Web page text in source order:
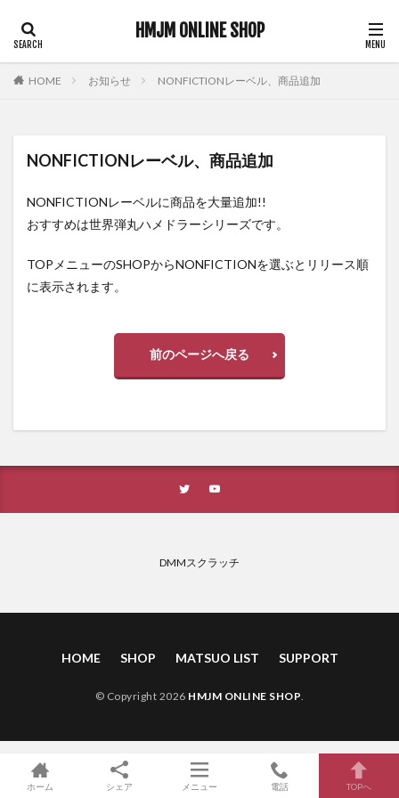
HMJM ONLINE SHOP
ドM
となりのシリーズ
パイパン
黒髪
HOME お知らせ NONFICTIONレーベル、商品追加
NONFICTIONレーベル、商品追加
NONFICTIONレーベルに商品を大量追加!!
おすすめは世界弾丸ハメドラーシリーズです。
TOPメニューのSHOPからNONFICTIONを選ぶとリリース順
に表示されます。
前のページへ戻る
DMMスクラッチ
HOME SHOP MATSUO LIST SUPPORT
© Copyright 2026 HMJM ONLINE SHOP.
ホーム シェア メニュー 電話 TOPへ